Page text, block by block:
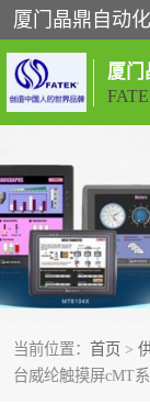
厦门
当前位置： 首页 >
台威纶触摸屏cMT
闽台永宏PLC
正弦变频器正
ABB电流开关
丹佛斯变频器